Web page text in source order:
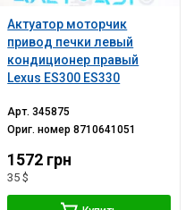
Актуатор моторчик
привод печки левый
кондиционер правый
Lexus ES300 ES330
Арт.345875
Ориг. номер8710641051
1572 грн
35 $